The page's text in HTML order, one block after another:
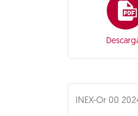
INEX-Or 00